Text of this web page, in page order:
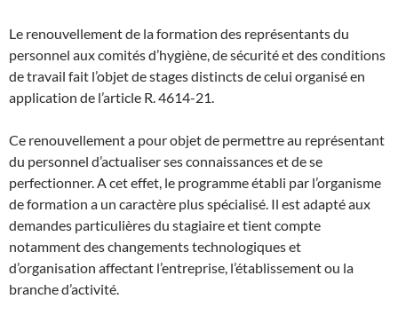
Le renouvellement de la formation des représentants du
personnel aux comités d’hygiène, de sécurité et des conditions
de travail fait l’objet de stages distincts de celui organisé en
application de l’article R. 4614-21.
Ce renouvellement a pour objet de permettre au représentant
du personnel d’actualiser ses connaissances et de se
perfectionner. A cet effet, le programme établi par l’organisme
de formation a un caractère plus spécialisé. Il est adapté aux
demandes particulières du stagiaire et tient compte
notamment des changements technologiques et
d’organisation affectant l’entreprise, l’établissement ou la
branche d’activité.